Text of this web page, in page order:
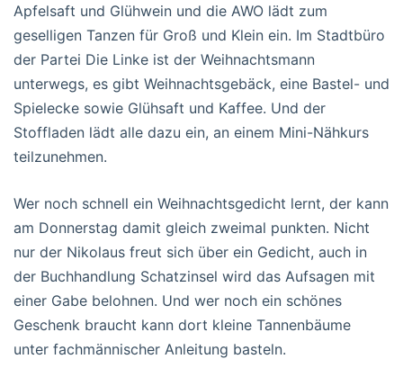
Apfelsaft und Glühwein und die AWO lädt zum
geselligen Tanzen für Groß und Klein ein. Im Stadtbüro
der Partei Die Linke ist der Weihnachtsmann
unterwegs, es gibt Weihnachtsgebäck, eine Bastel- und
Spielecke sowie Glühsaft und Kaffee. Und der
Stoffladen lädt alle dazu ein, an einem Mini-Nähkurs
teilzunehmen.
Wer noch schnell ein Weihnachtsgedicht lernt, der kann
am Donnerstag damit gleich zweimal punkten. Nicht
nur der Nikolaus freut sich über ein Gedicht, auch in
der Buchhandlung Schatzinsel wird das Aufsagen mit
einer Gabe belohnen. Und wer noch ein schönes
Geschenk braucht kann dort kleine Tannenbäume
unter fachmännischer Anleitung basteln.